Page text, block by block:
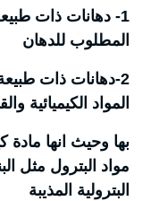
1- دهانات ذات
المطلوب للدهان
2-دهانات ذات
المواد الكيميائية
بها وحيث انها مادة
مواد البترول مثل
البترولية المذيبة